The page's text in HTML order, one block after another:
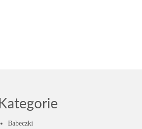
Kategorie
Babeczki